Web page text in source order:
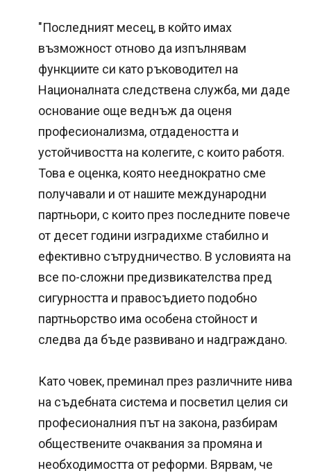
"Последният месец, в който имах
възможност отново да изпълнявам
функциите си като ръководител на
Националната следствена служба, ми даде
основание още веднъж да оценя
професионализма, отдадеността и
устойчивостта на колегите, с които работя.
Това е оценка, която нееднократно сме
получавали и от нашите международни
партньори, с които през последните повече
от десет години изградихме стабилно и
ефективно сътрудничество. В условията на
все по-сложни предизвикателства пред
сигурността и правосъдието подобно
партньорство има особена стойност и
следва да бъде развивано и надграждано.
Като човек, преминал през различните нива
на съдебната система и посветил целия си
професионалния път на закона, разбирам
обществените очаквания за промяна и
необходимостта от реформи. Вярвам, че